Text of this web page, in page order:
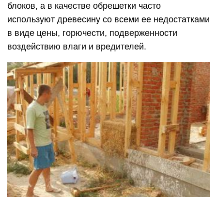
блоков, а в качестве обрешетки часто
используют древесину со всеми ее недостатками
в виде цены, горючести, подверженности
воздействию влаги и вредителей.